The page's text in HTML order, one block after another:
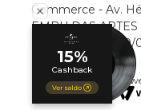
Commerce - Av.
EMBU DAS
CNPJ: